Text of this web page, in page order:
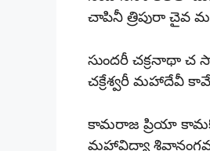
చాపినీ త్రిపురా చైవ
సుందరీ చక్రనాథా చ
చక్రేశ్వరీ మహాదేవీ
కామరాజ ప్రియా
మహావిద్యా